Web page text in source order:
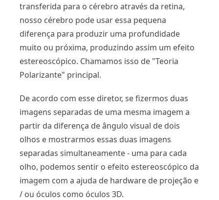
transferida para o cérebro através da retina,
nosso cérebro pode usar essa pequena
diferença para produzir uma profundidade
muito ou próxima, produzindo assim um efeito
estereoscópico. Chamamos isso de "Teoria
Polarizante" principal.
De acordo com esse diretor, se fizermos duas
imagens separadas de uma mesma imagem a
partir da diferença de ângulo visual de dois
olhos e mostrarmos essas duas imagens
separadas simultaneamente - uma para cada
olho, podemos sentir o efeito estereoscópico da
imagem com a ajuda de hardware de projeção e
/ ou óculos como óculos 3D.